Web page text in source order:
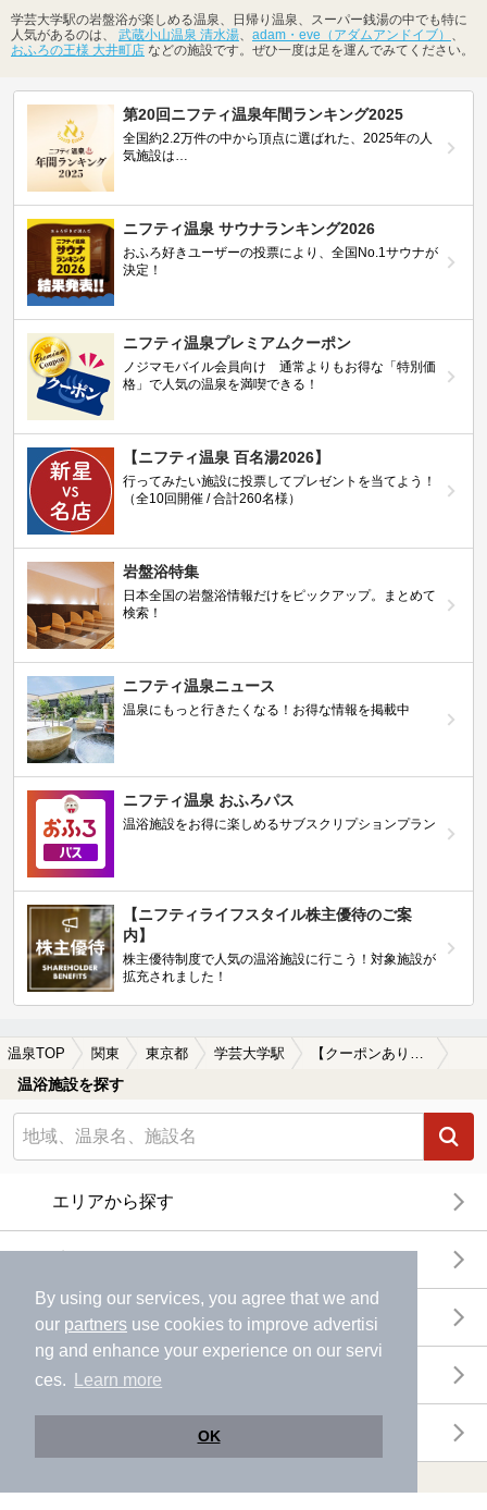
By using our services, you agree that we and
our partners use cookies to improve advertisi
ng and enhance your experience on our servi
ces.
Learn more
OK
学芸大学駅の岩盤浴が楽しめる温泉、日帰り温泉、スーパー銭湯の中でも特に
人気があるのは、 武蔵小山温泉 清水湯、 adam・eve（アダムアンドイブ） 、
おふろの王様 大井町店 などの施設です。ぜひ一度は足を運んでみてください。
第20回ニフティ温泉年間ランキング2025
全国約2.2万件の中から頂点に選ばれた、2025年の人
気施設は…
ニフティ温泉 サウナランキング2026
おふろ好きユーザーの投票により、全国No.1サウナが
決定！
ニフティ温泉プレミアムクーポン
ノジマモバイル会員向け 通常よりもお得な「特別価
格」で人気の温泉を満喫できる！
【ニフティ温泉 百名湯2026】
行ってみたい施設に投票してプレゼントを当てよう！
（全10回開催 / 合計260名様）
岩盤浴特集
日本全国の岩盤浴情報だけをピックアップ。まとめて
検索！
ニフティ温泉ニュース
温泉にもっと行きたくなる！お得な情報を掲載中
ニフティ温泉 おふろパス
温浴施設をお得に楽しめるサブスクリプションプラン
【ニフティライフスタイル株主優待のご案
内】
株主優待制度で人気の温浴施設に行こう！対象施設が
拡充されました！
温泉TOP 関東 東京都 学芸大学駅
温浴施設を探す
エリアから探す
特徴から探す
温泉地から探す
関連キーワードから探す